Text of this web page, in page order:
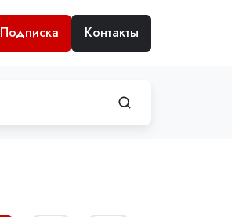
Подписка Контакты